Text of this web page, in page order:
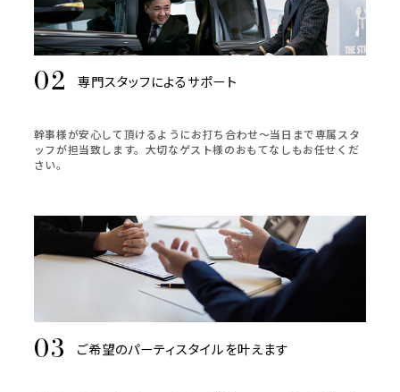
専門スタッフによるサポート
幹事様が安心して頂けるようにお打ち合わせ～当日まで専属スタ
ッフが担当致します。大切なゲスト様のおもてなしもお任せくだ
さい。
ご希望のパーティスタイルを叶えます